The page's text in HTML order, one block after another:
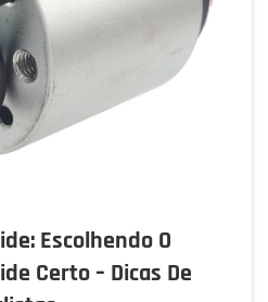
Escolhendo O
Certo – Dicas De